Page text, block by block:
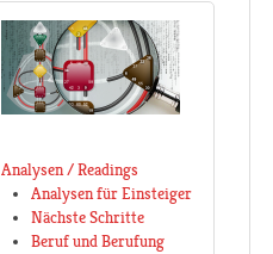
Analysen / Readings
Analysen für Einsteiger
Nächste Schritte
Beruf und Berufung